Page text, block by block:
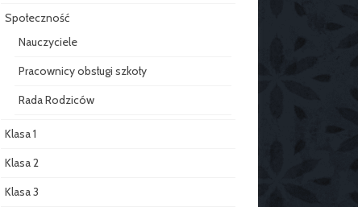
Społeczność
Nauczyciele
Pracownicy obsługi szkoły
Rada Rodziców
Klasa 1
Klasa 2
Klasa 3